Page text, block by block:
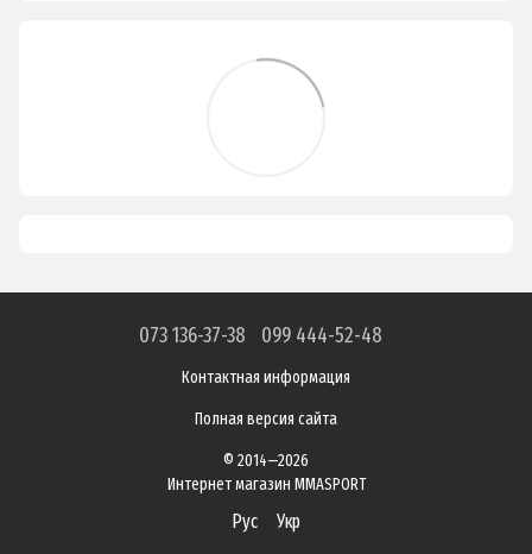
073 136-37-38 099 444-52-48
Контактная информация
Полная версия сайта
© 2014—2026
Интернет магазин MMASPORT
Рус Укр